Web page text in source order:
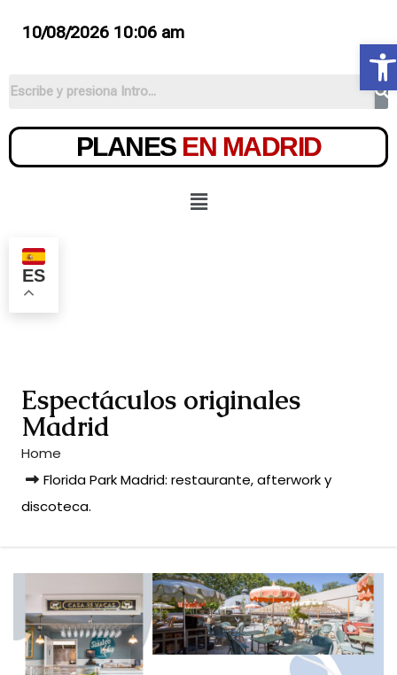
10/08/2026 10:06 am
PLANES EN MADRID
ES
Espectáculos originales
Madrid
Home
Florida Park Madrid: restaurante, afterwork y
discoteca.